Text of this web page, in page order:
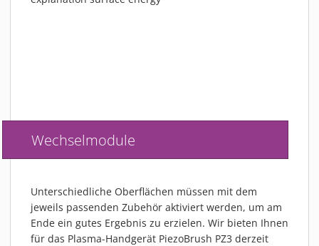
Wechselmodule
Unterschiedliche Oberflächen müssen mit dem
jeweils passenden Zubehör aktiviert werden, um am
Ende ein gutes Ergebnis zu erzielen. Wir bieten Ihnen
für das Plasma-Handgerät PiezoBrush PZ3 derzeit